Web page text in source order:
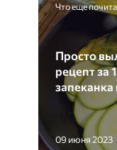
Что еще
Просто
рецепт за
запеканка
09 июня 2023